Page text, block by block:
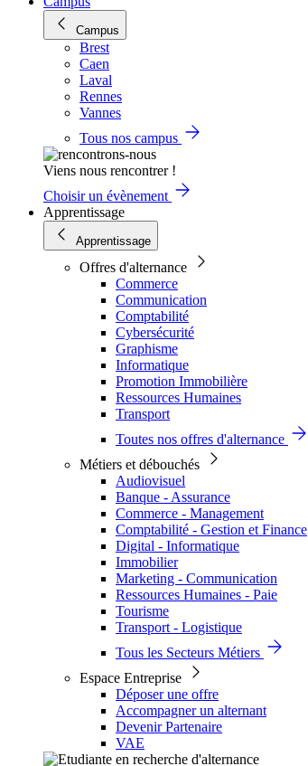
Campus
Brest
Caen
Laval
Rennes
Vannes
Tous nos campus
Viens nous rencontrer !
Choisir un évènement
Apprentissage
Apprentissage
Offres d'alternance
Commerce
Communication
Comptabilité
Cybersécurité
Graphisme
Informatique
Promotion Immobilière
Ressources Humaines
Transport
Toutes nos offres d'alternance
Métiers et débouchés
Audiovisuel
Banque - Assurance
Commerce - Management
Comptabilité - Gestion et Finance
Digital - Informatique
Immobilier
Marketing - Communication
Ressources Humaines - Paie
Tourisme
Transport - Logistique
Tous les Secteurs Métiers
Espace Entreprise
Déposer une offre
Accompagner un alternant
Devenir Partenaire
VAE